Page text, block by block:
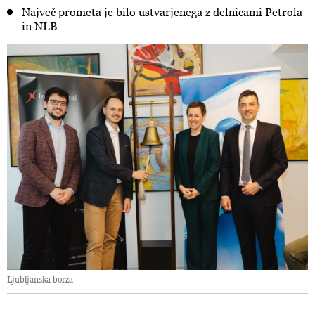
Največ prometa je bilo ustvarjenega z delnicami Petrola
in NLB
Ljubljanska borza